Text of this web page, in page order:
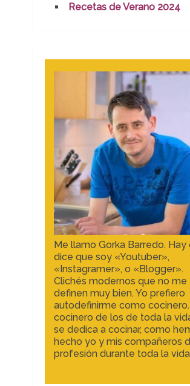
Recetas de Verano 2024
Me llamo Gorka Barredo. Hay
dice que soy «Youtuber»,
«Instagramer», o «Blogger».
Clichés modernos que no me
definen muy bien. Yo prefiero
autodefinirme como
cocinero de los de toda la
se dedica a cocinar, como
hecho yo y mis compañeros
profesión durante toda la